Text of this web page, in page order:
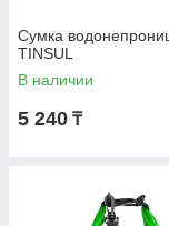
Сумка
TINSUL
В наличии
5 240 ₸